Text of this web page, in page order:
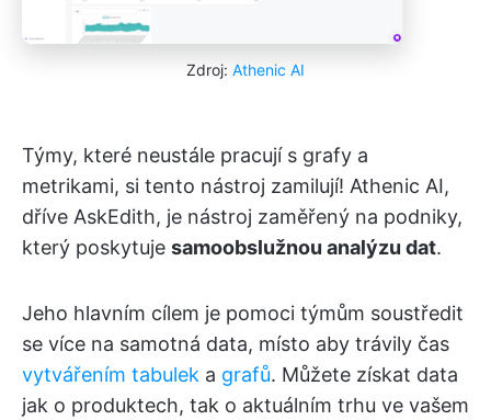
Zdroj: Athenic AI
Týmy, které neustále pracují s grafy a
metrikami, si tento nástroj zamilují! Athenic AI,
dříve AskEdith, je nástroj zaměřený na podniky,
který poskytuje samoobslužnou analýzu dat.
Jeho hlavním cílem je pomoci týmům soustředit
se více na samotná data, místo aby trávily čas
vytvářením tabulek a grafů. Můžete získat data
jak o produktech, tak o aktuálním trhu ve vašem